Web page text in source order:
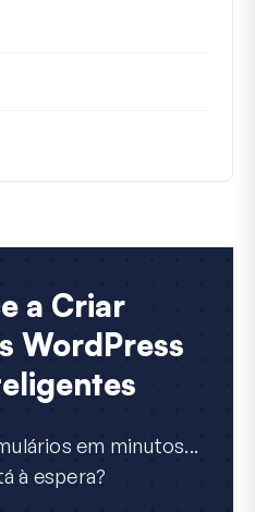
a Criar
WordPress
em minutos...
à espera?